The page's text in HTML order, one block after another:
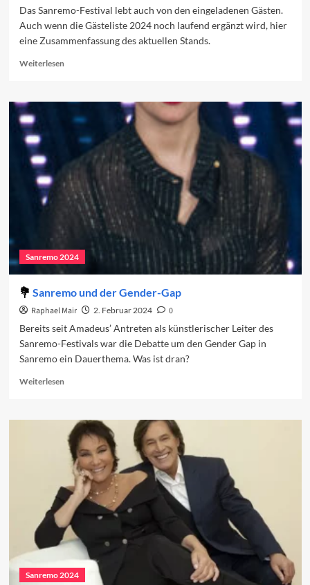
Das Sanremo-Festival lebt auch von den eingeladenen Gästen.
Auch wenn die Gästeliste 2024 noch laufend ergänzt wird, hier
eine Zusammenfassung des aktuellen Stands.
WeiterlesenRead
Sanremo
2024:
Gäste
Sanremo 2024
Sanremo und der Gender-Gap
Raphael Mair 2. Februar 2024
0
Bereits seit Amadeus’ Antreten als künstlerischer Leiter des
Sanremo-Festivals war die Debatte um den Gender Gap in
Sanremo ein Dauerthema. Was ist dran?
WeiterlesenRead
Sanremo
und
der
Gender-
Gap
Sanremo 2024